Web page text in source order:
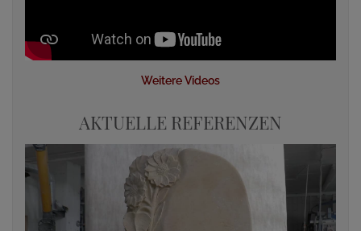
Weitere Videos
AKTUELLE REFERENZEN